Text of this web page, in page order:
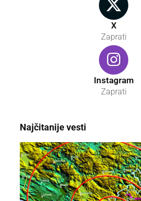
X
Zaprati
Instagram
Zaprati
Najčitanije vesti